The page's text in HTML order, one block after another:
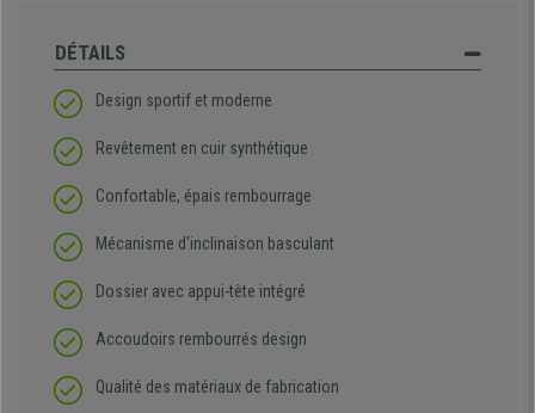
DÉTAILS
Design sportif et moderne
Revêtement en cuir synthétique
Confortable, épais rembourrage
Mécanisme d'inclinaison basculant
Dossier avec appui-tête intégré
Accoudoirs rembourrés design
Qualité des matériaux de fabrication